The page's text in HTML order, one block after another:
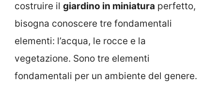
costruire il giardino in miniatura perfetto,
bisogna conoscere tre fondamentali
elementi: l’acqua, le rocce e la
vegetazione. Sono tre elementi
fondamentali per un ambiente del genere.